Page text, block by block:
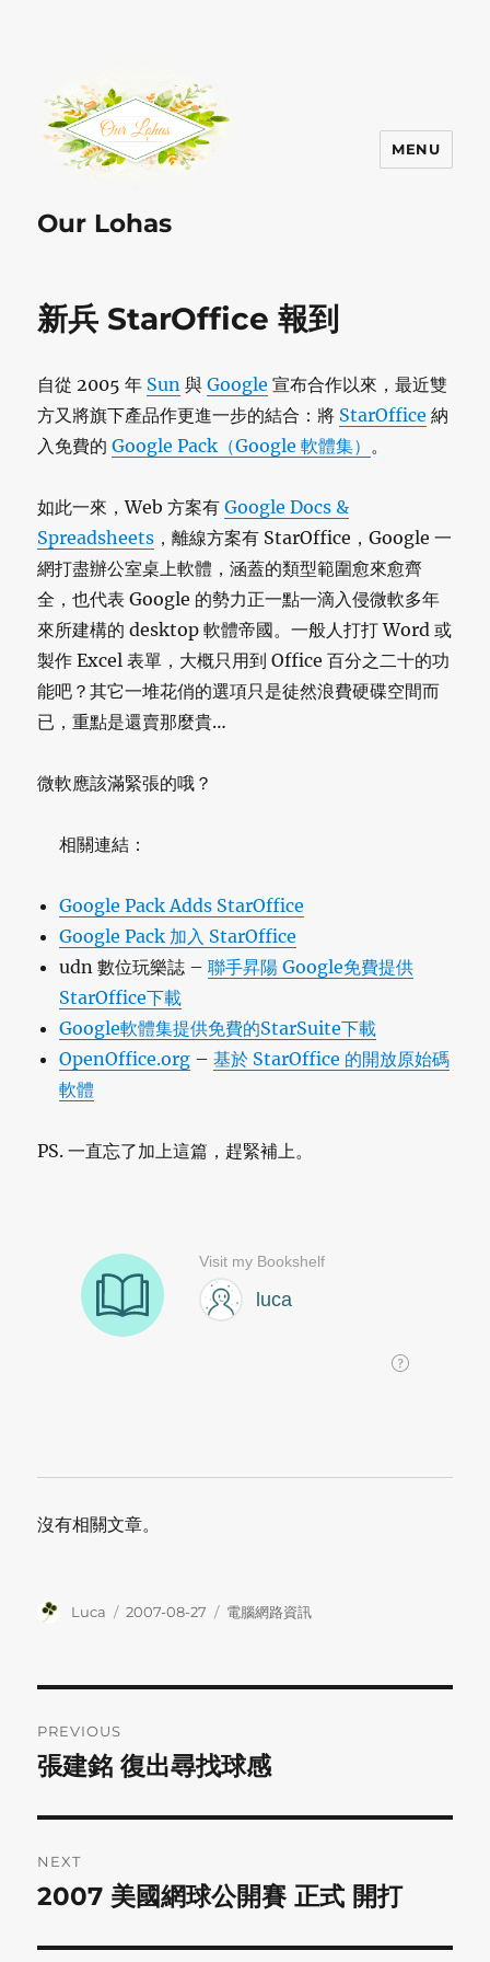
Our Lohas
MENU
新兵 StarOffice 報到
自從 2005 年 Sun 與Google 宣布合作以來，最近雙
方又將旗下產品作更進一步的結合：將 StarOffice 納
入免費的Google Pack（Google 軟體集） 。
如此一來，Web 方案有Google Docs &
Spreadsheets ，離線方案有 StarOffice，Google 一
網打盡辦公室桌上軟體，涵蓋的類型範圍愈來愈齊
全，也代表 Google 的勢力正一點一滴入侵微軟多年
來所建構的 desktop 軟體帝國。一般人打打 Word 或
製作 Excel 表單，大概只用到 Office 百分之二十的功
能吧？其它一堆花俏的選項只是徒然浪費硬碟空間而
已，重點是還賣那麼貴…
微軟應該滿緊張的哦？
相關連結：
Google Pack Adds StarOffice
Google Pack 加入 StarOffice
udn 數位玩樂誌 –聯手昇陽 Google免費提供
StarOffice下載
Google軟體集提供免費的StarSuite下載
OpenOffice.org –基於 StarOffice 的開放原始碼
軟體
PS. 一直忘了加上這篇，趕緊補上。
沒有相關文章。
Author
Luca
Posted
2007-08-27 Categories
電腦網路資訊
navigation
PREVIOUS
Previous
張建銘 復出尋找球感
NEXT
Next
2007 美國網球公開賽 正式 開打